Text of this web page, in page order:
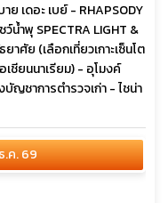
เดอะ เบย์ - RHAPSODY
น้ำพุ SPECTRA LIGHT &
าศัย (เลือกเที่ยวเกาะเซ็นโต
ชียนนาเรียม) - อุโมงค์
ญชาการตำรวจเก่า - ไชน่า
.ค. 69